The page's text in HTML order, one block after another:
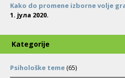
Kako do promene izborne volje
1. јула 2020.
Kategorije
Psihološke teme(65)